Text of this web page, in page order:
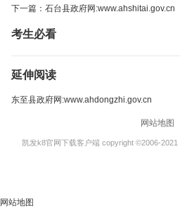
下一篇：石台县政府网:www.ahshitai.gov.cn
考生必看
延伸阅读
东至县政府网:www.ahdongzhi.gov.cn
网站地图
凯发k8官网下载客户端 copyright ©2006-
网站地图